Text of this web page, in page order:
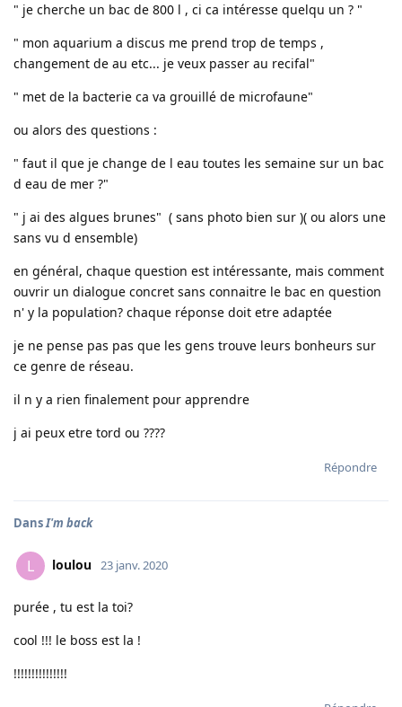
" je cherche un bac de 800 l , ci ca intéresse quelqu un ? "
" mon aquarium a discus me prend trop de temps ,
changement de au etc... je veux passer au recifal"
" met de la bacterie ca va grouillé de microfaune"
ou alors des questions :
" faut il que je change de l eau toutes les semaine sur un bac
d eau de mer ?"
" j ai des algues brunes" ( sans photo bien sur )( ou alors une
sans vu d ensemble)
en général, chaque question est intéressante, mais comment
ouvrir un dialogue concret sans connaitre le bac en question
n' y la population? chaque réponse doit etre adaptée
je ne pense pas pas que les gens trouve leurs bonheurs sur
ce genre de réseau.
il n y a rien finalement pour apprendre
j ai peux etre tord ou ????
Répondre
DansI'm back
L loulou 23 janv. 2020
purée , tu est la toi?
cool !!! le boss est la !
!!!!!!!!!!!!!!!